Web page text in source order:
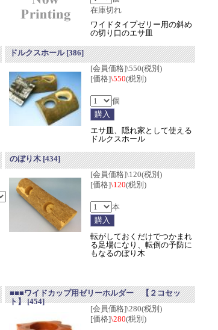
在庫切れ
ワイドタイプゼリー用の斜め
の切り口のエサ皿
ドルクスホール[386]
[会員価格]\550(税別)
[価格]\550(税別)
個
エサ皿、隠れ家として使える
ドルクスホール
のぼり木[434]
[会員価格]\120(税別)
[価格]\120(税別)
本
転がしておくだけでつかまれ
る足場になり、転倒の予防に
もなるのぼり木
■■■ワイドカップ用ゼリーホルダー 【２コセッ
ト】[454]
[会員価格]\280(税別)
[価格]\280(税別)